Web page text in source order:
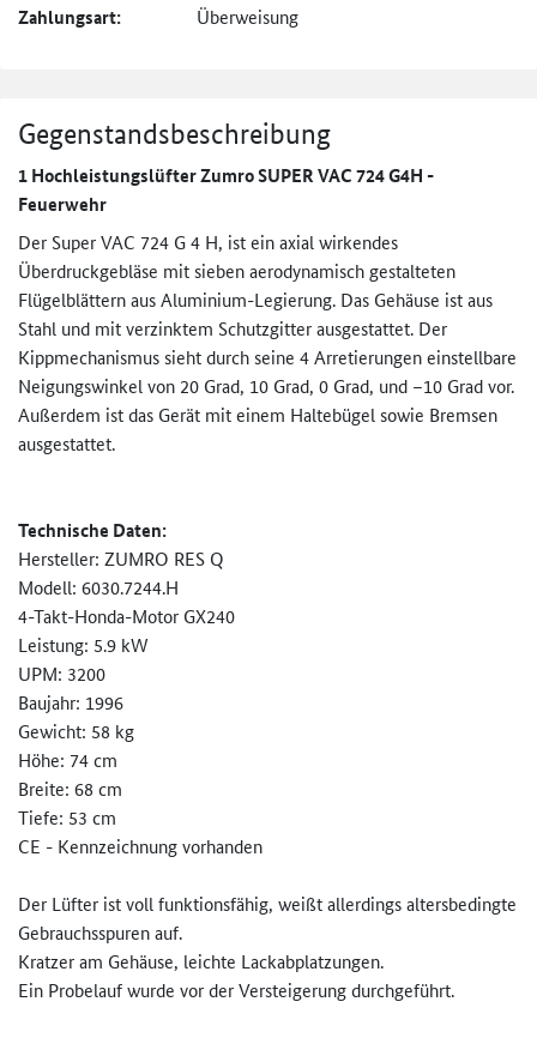
Zahlungsart: Überweisung
Gegenstandsbeschreibung
1 Hochleistungslüfter Zumro SUPER VAC 724 G4H -
Feuerwehr
Der Super VAC 724 G 4 H, ist ein axial wirkendes
Überdruckgebläse mit sieben aerodynamisch gestalteten
Flügelblättern aus Aluminium-Legierung. Das Gehäuse ist aus
Stahl und mit verzinktem Schutzgitter ausgestattet. Der
Kippmechanismus sieht durch seine 4 Arretierungen einstellbare
Neigungswinkel von 20 Grad, 10 Grad, 0 Grad, und –10 Grad vor.
Außerdem ist das Gerät mit einem Haltebügel sowie Bremsen
ausgestattet.
Technische Daten:
Hersteller: ZUMRO RES Q
Modell: 6030.7244.H
4-Takt-Honda-Motor GX240
Leistung: 5.9 kW
UPM: 3200
Baujahr: 1996
Gewicht: 58 kg
Höhe: 74 cm
Breite: 68 cm
Tiefe: 53 cm
CE - Kennzeichnung vorhanden
Der Lüfter ist voll funktionsfähig, weißt allerdings altersbedingte
Gebrauchsspuren auf.
Kratzer am Gehäuse, leichte Lackabplatzungen.
Ein Probelauf wurde vor der Versteigerung durchgeführt.